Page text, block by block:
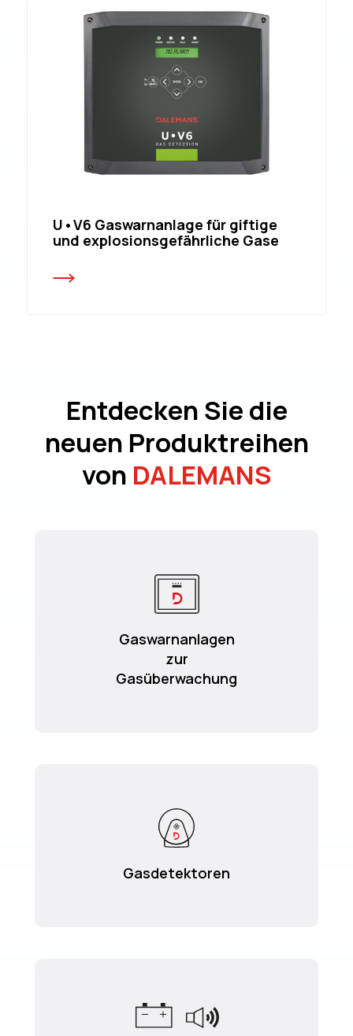
U•V6 Gaswarnanlage für giftige
und explosionsgefährliche Gase
Entdecken Sie die
neuen Produktreihen
von DALEMANS
Gaswarnanlagen
zur
Gasüberwachung
Gasdetektoren